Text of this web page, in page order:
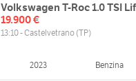
Volkswagen T-Roc 1.0 TSI
19.900 €
13:10 - Castelvetrano (TP)
2023 Benzina